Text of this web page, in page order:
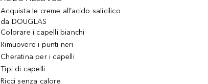
Acquista le creme all’acido salicilico
da DOUGLAS
Colorare i capelli bianchi
Rimuovere i punti neri
Cheratina per i capelli
Tipi di capelli
Ricci senza calore